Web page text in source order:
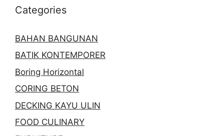
Categories
BAHAN BANGUNAN
BATIK KONTEMPORER
Boring Horizontal
CORING BETON
DECKING KAYU ULIN
FOOD CULINARY